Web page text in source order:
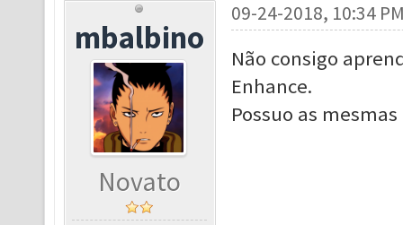
mbalbino
Novato
09-24-2018, 10:34
Não consigo
Enhance.
Possuo as